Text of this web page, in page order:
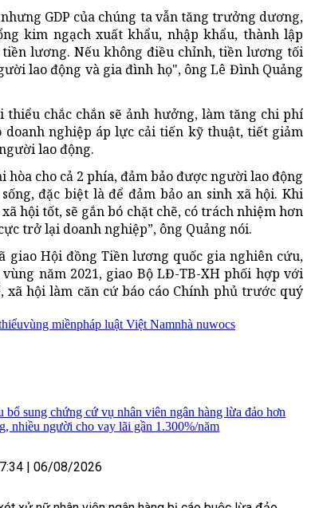
GDP của chúng ta vẫn tăng trưởng dương,
kim ngạch xuất khẩu, nhập khẩu, thành lập
lương. Nếu không điều chỉnh, tiền lương tối
lao động và gia đình họ", ông Lê Đình Quảng
chắc chắn sẽ ảnh hưởng, làm tăng chi phí
doanh nghiệp áp lực cải tiến kỹ thuật, tiết giảm
lao động.
hòa cho cả 2 phía, đảm bảo được người lao động
đặc biệt là để đảm bảo an sinh xã hội. Khi
hội tốt, sẽ gắn bó chặt chẽ, có trách nhiệm hơn
trở lại doanh nghiệp”, ông Quảng nói.
giao Hội đồng Tiền lương quốc gia nghiên cứu,
năm 2021, giao Bộ LĐ-TB-XH phối hợp với
hội làm căn cứ báo cáo Chính phủ trước quý
vùng miềnpháp luật Việt Namnhà nuwocs
bổ sung chứng cứ vụ nhân viên ngân hàng lừa đảo hơn
nhiều người cho vay lãi gần 1.300%/năm
06/08/2026